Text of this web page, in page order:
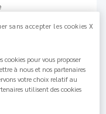
Nickel quand
pour Tous.Si vous
le bienvenu chez
sans accepter les cookies X
pour vous proposer
à nous et nos partenaires
votre choix relatif au
utilisent des cookies